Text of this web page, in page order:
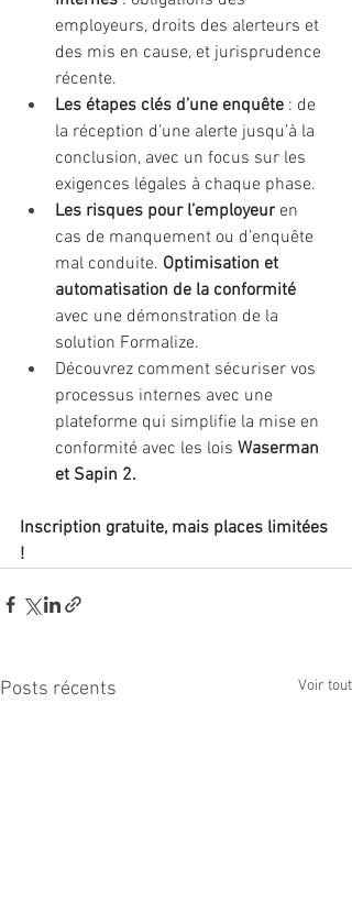
employeurs, droits des alerteurs et
des mis en cause, et jurisprudence
récente.
Les étapes clés d’une enquête : de
la réception d’une alerte jusqu’à la
conclusion, avec un focus sur les
exigences légales à chaque phase.
Les risques pour l’employeur en
cas de manquement ou d’enquête
mal conduite. Optimisation et
automatisation de la conformité
avec une démonstration de la
solution Formalize.
Découvrez comment sécuriser vos
processus internes avec une
plateforme qui simplifie la mise en
conformité avec les lois Waserman
et Sapin 2.
Inscription gratuite, mais places limitées
!
Posts récents Voir tout